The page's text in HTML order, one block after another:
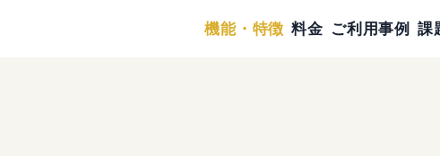
機能・特徴 料金 ご利用事例 課